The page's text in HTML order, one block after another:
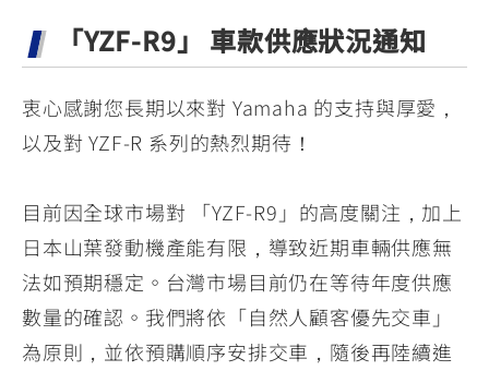
YZF-R15
AMT
550+
MT-
251~549
MT-
150
FZ-X
150
AUGUR
FORCE
2.0
150
125
「YZF-R9」 車款供應狀況通知
衷心感謝您長期以來對 Yamaha 的支持與厚愛，
以及對 YZF-R 系列的熱烈期待！
目前因全球市場對 「YZF-R9」的高度關注，加上
日本山葉發動機產能有限，導致近期車輛供應無
法如預期穩定。台灣市場目前仍在等待年度供應
數量的確認。我們將依「自然人顧客優先交車」
為原則，並依預購順序安排交車，隨後再陸續進